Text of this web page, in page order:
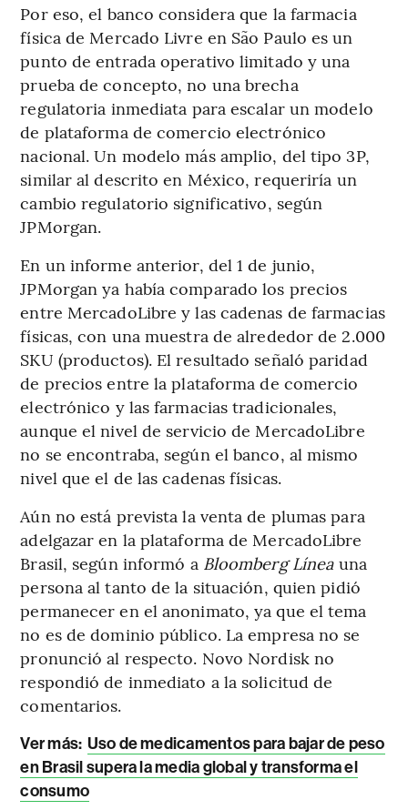
Por eso, el banco considera que la farmacia
física de Mercado Livre en São Paulo es un
punto de entrada operativo limitado y una
prueba de concepto, no una brecha
regulatoria inmediata para escalar un modelo
de plataforma de comercio electrónico
nacional. Un modelo más amplio, del tipo 3P,
similar al descrito en México, requeriría un
cambio regulatorio significativo, según
JPMorgan.
En un informe anterior, del 1 de junio,
JPMorgan ya había comparado los precios
entre MercadoLibre y las cadenas de farmacias
físicas, con una muestra de alrededor de 2.000
SKU (productos). El resultado señaló paridad
de precios entre la plataforma de comercio
electrónico y las farmacias tradicionales,
aunque el nivel de servicio de MercadoLibre
no se encontraba, según el banco, al mismo
nivel que el de las cadenas físicas.
Aún no está prevista la venta de plumas para
adelgazar en la plataforma de MercadoLibre
Brasil, según informó a Bloomberg Línea una
persona al tanto de la situación, quien pidió
permanecer en el anonimato, ya que el tema
no es de dominio público. La empresa no se
pronunció al respecto. Novo Nordisk no
respondió de inmediato a la solicitud de
comentarios.
Ver más: Uso de medicamentos para bajar de peso
en Brasil supera la media global y transforma el
consumo